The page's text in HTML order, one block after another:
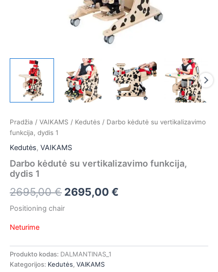
Pradžia / VAIKAMS / Kedutės / Darbo kėdutė su vertikalizavimo
funkcija, dydis 1
Kedutės, VAIKAMS
Darbo kėdutė su vertikalizavimo funkcija,
dydis 1
2695,00€ 2695,00 €
Positioning chair
Neturime
Produkto kodas: DALMANTINAS_1
Kategorijos: Kedutės, VAIKAMS